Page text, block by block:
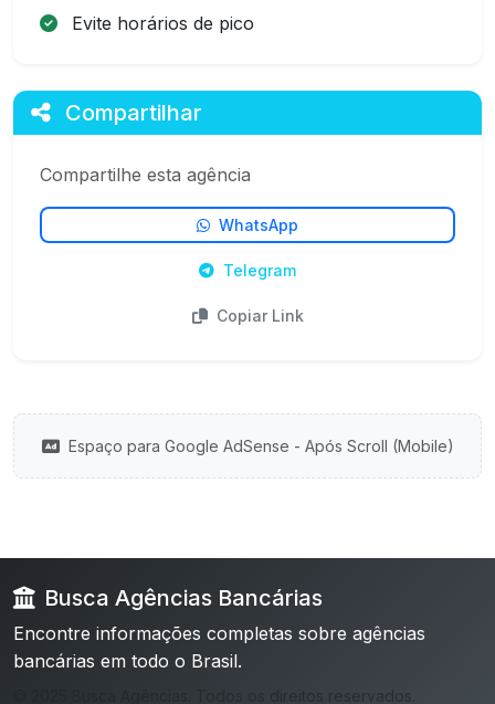
Evite horários de pico
Compartilhar
Compartilhe esta agência
WhatsApp
Telegram
Copiar Link
Espaço para Google AdSense - Após Scroll (Mobile)
Busca Agências Bancárias
Encontre informações completas sobre agências
bancárias em todo o Brasil.